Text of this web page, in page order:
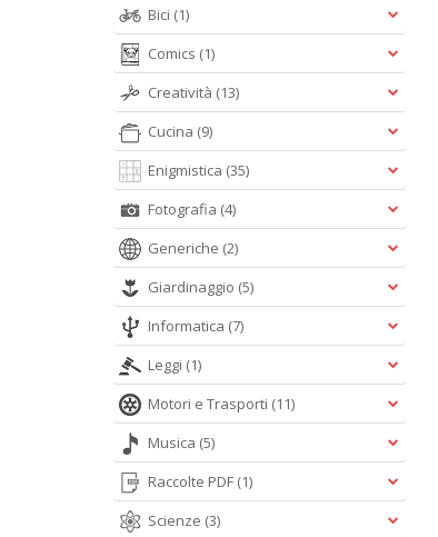
Bici (1)
Comics (1)
Creatività (13)
Cucina (9)
Enigmistica (35)
Fotografia (4)
Generiche (2)
Giardinaggio (5)
Informatica (7)
Leggi (1)
Motori e Trasporti (11)
Musica (5)
Raccolte PDF (1)
Scienze (3)